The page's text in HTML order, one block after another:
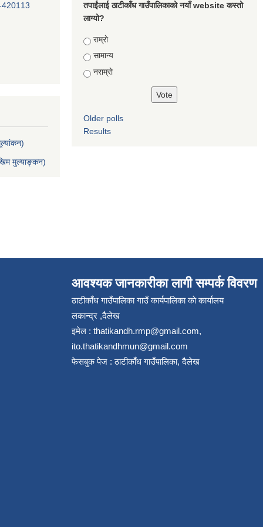
मुल्याङ्कन)
तपाईंलाई ठाटीकाँध गाउँपालिकाको नयाँ website कस्तो
लाग्यो?
Choices
राम्राे
सामान्य
नराम्राे
Older polls
Results
आवश्यक जानकारीका लागी सम्पर्क विवरण
ठाटीकाँध गाउँपालिका गाउँ कार्यपालिका काे कार्यालय
लकान्द्र ,दैलेख
इमेल : thatikandh.rmp@gmail.com,
ito.thatikandhmun@gmail.com
फेसबुक पेज : ठाटीकाँध गाउँपालिका, दैलेख